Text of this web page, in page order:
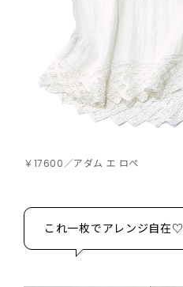
￥17600／アダム エ ロペ
これ一枚でアレンジ自在♡